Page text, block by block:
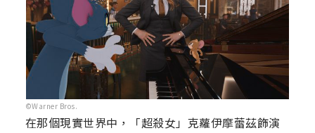
©Warner Bros.
在那個現實世界中，「超殺女」克蘿伊摩蕾茲飾演